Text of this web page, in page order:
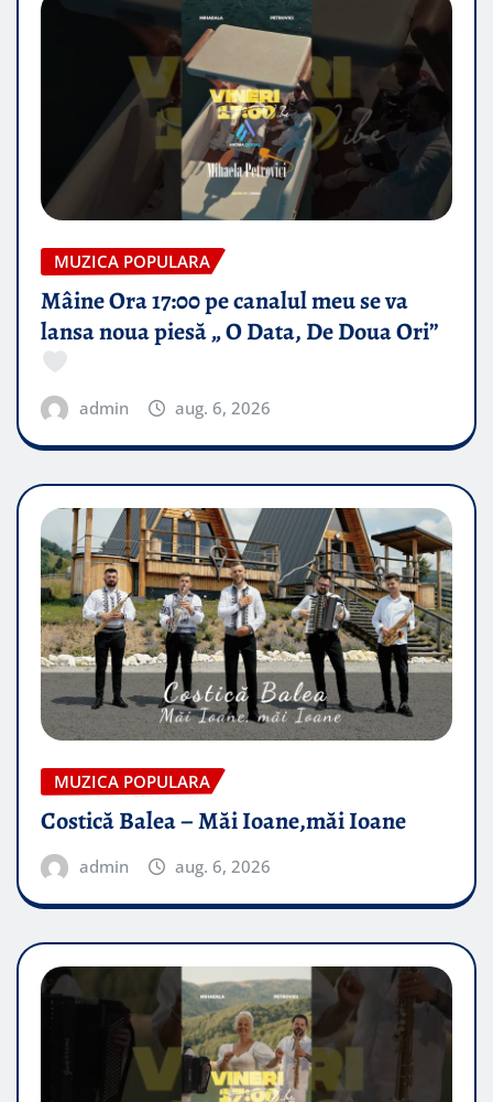
MUZICA POPULARA
Mâine Ora 17:00 pe canalul meu se va
lansa noua piesă „ O Data, De Doua Ori”
admin aug. 6, 2026
MUZICA POPULARA
Costică Balea – Măi Ioane,măi Ioane
admin aug. 6, 2026